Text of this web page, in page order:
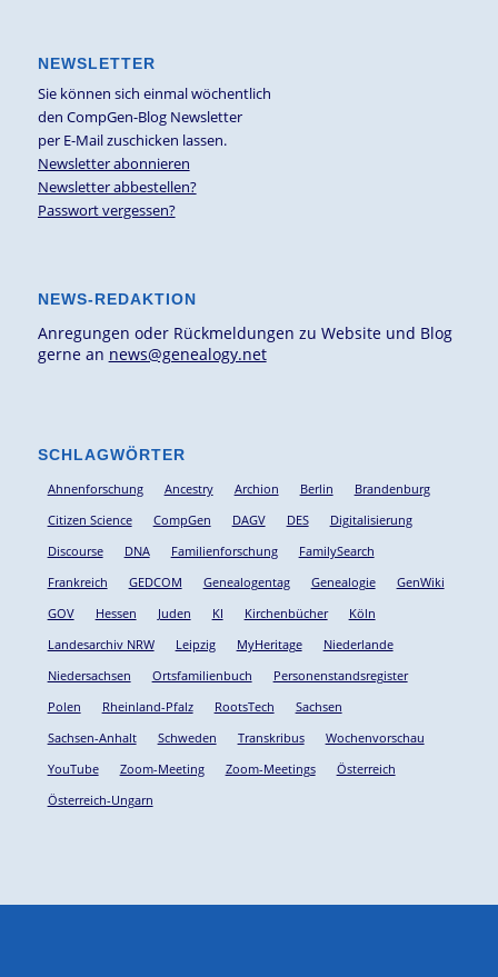
NEWSLETTER
Sie können sich einmal wöchentlich
den CompGen-Blog Newsletter
per E-Mail zuschicken lassen.
Newsletter abonnieren
Newsletter abbestellen?
Passwort vergessen?
NEWS-REDAKTION
Anregungen oder Rückmeldungen zu Website und Blog
gerne an news@genealogy.net
SCHLAGWÖRTER
Ahnenforschung Ancestry Archion Berlin
Brandenburg
Citizen Science
CompGen DAGV DES
Digitalisierung
Discourse
DNA Familienforschung
FamilySearch
Frankreich
GEDCOM Genealogentag Genealogie
GenWiki
GOV
Hessen Juden KI Kirchenbücher
Köln
Landesarchiv NRW
Leipzig MyHeritage
Niederlande
Niedersachsen
Ortsfamilienbuch
Personenstandsregister
Polen
Rheinland-Pfalz RootsTech
Sachsen
Sachsen-Anhalt
Schweden Transkribus
Wochenvorschau
YouTube
Zoom-Meeting Zoom-Meetings
Österreich
Österreich-Ungarn